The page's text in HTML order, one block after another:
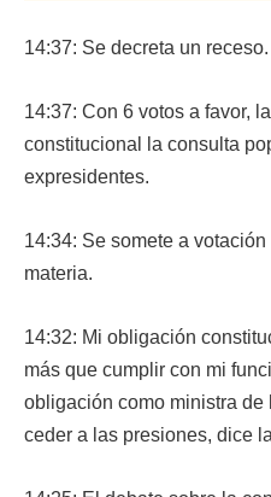
14:37: Se decreta un receso.
14:37: Con 6 votos a favor,
constitucional la consulta
expresidentes.
14:34: Se somete a
materia.
14:32: Mi obligación
más que cumplir con mi
obligación como ministra de
ceder a las presiones, dice